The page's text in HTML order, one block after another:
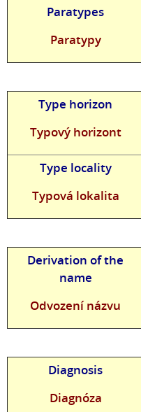
Paratypes
Paratypy
Type horizon
Typový horizont
Type locality
Typová lokalita
Derivation of the
name
Odvození názvu
Diagnosis
Diagnóza